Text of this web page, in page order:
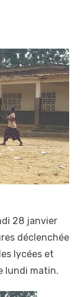
28 janvier
déclenchée
lycées et
lundi matin.